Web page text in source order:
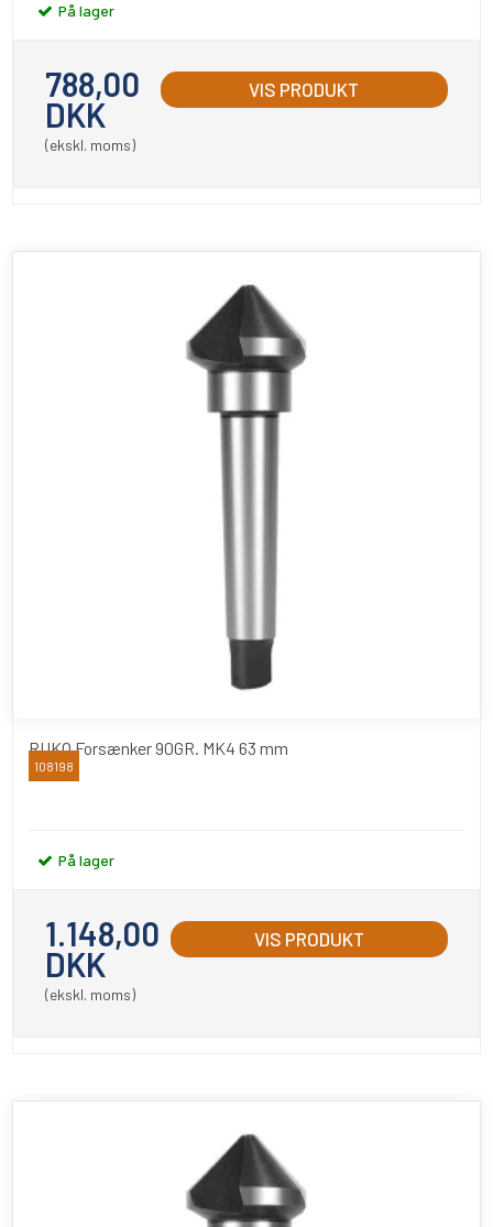
På lager
788,00
DKK
(ekskl. moms)
VIS PRODUKT
RUKO Forsænker 90GR. MK4 63 mm
RUKO
108198
På lager
1.148,00
DKK
(ekskl. moms)
VIS PRODUKT